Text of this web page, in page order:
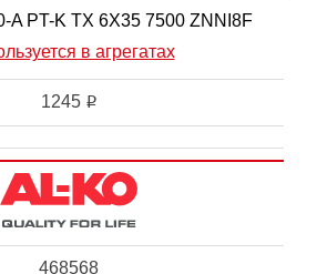
A PT-K TX 6X35 7500 ZNNI8F
в агрегатах
1245 i
468568